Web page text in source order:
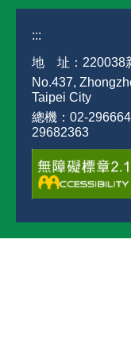
:::
地 址：220038
No.437,
Taipei City
總機：02-
29682363